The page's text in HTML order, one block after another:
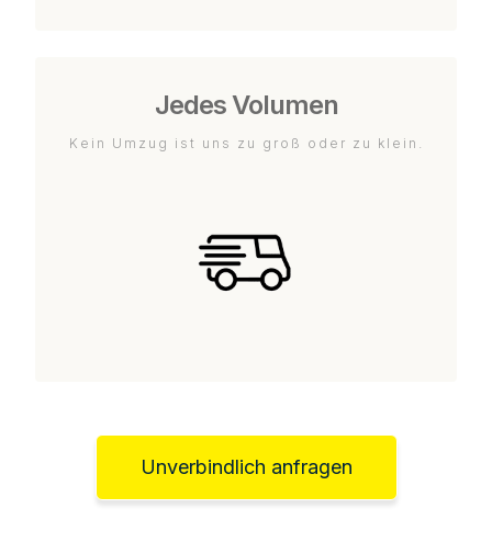
Jedes Volumen
Kein Umzug ist uns zu groß oder zu klein.
Unverbindlich anfragen